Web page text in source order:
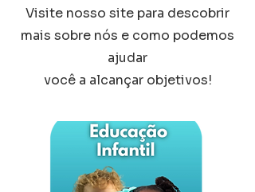
Visite nosso site para descobrir
mais sobre nós e como podemos
ajudar
você a alcançar objetivos!